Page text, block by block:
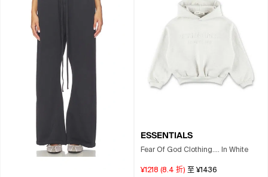
ESSENTIALS
Fear Of God Clothing.... In White
¥1218 (8.4 折) 至 ¥1436